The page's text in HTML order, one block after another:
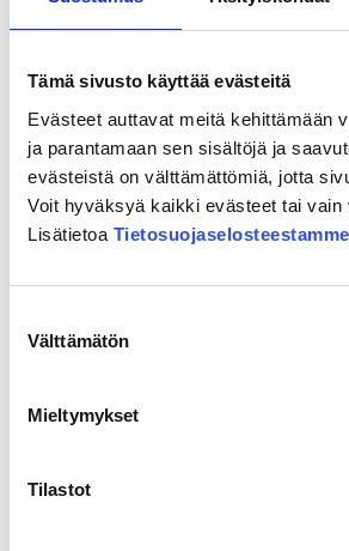
Tämä sivusto käyttää evästeitä
Evästeet auttavat meitä kehittämään
ja parantamaan sen sisältöjä ja
evästeistä on välttämättömiä, jotta
Voit hyväksyä kaikki evästeet tai vain
Lisätietoa Tietosuojaselosteestamme
valinta
Välttämätön
Mieltymykset
Tilastot
huoltovarmuutta
Itärata on itä-eteläsuuntaiselle
yhteys, joka tuo vaihtoehtoisia
kriisitilanteissa ja vahvistaa Savon
kautta pohjoisen yhteyksiä.
Suomen huoltovarmuutta tuomalla
liikkumista
Itärata rakentaa eurooppalaista
kestävälle, ilmastotavoitteita